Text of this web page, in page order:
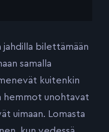
bilettämään
samalla
kuitenkin
hemmot unohtavat
uimaan. Lomasta